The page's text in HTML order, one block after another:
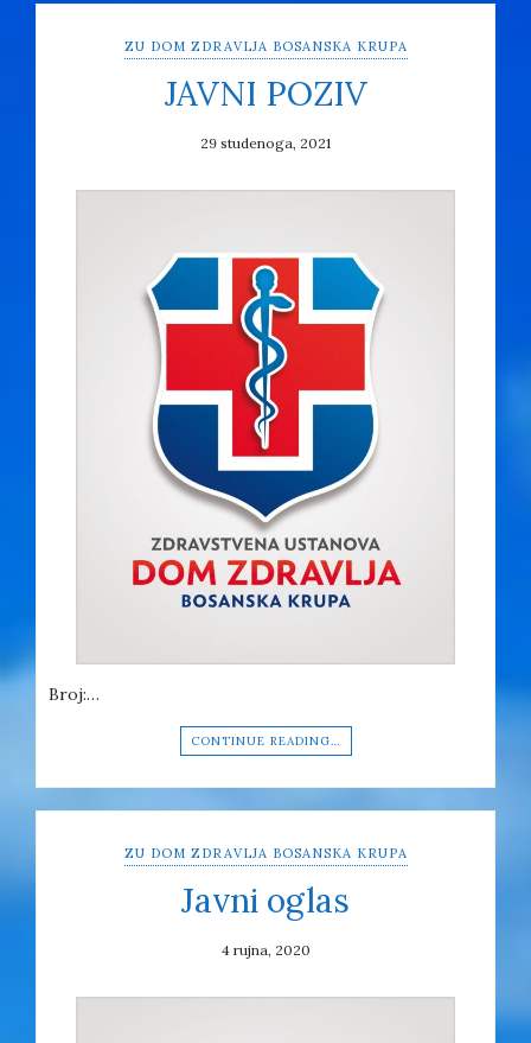
ZU DOM ZDRAVLJA BOSANSKA KRUPA
JAVNI POZIV
29 studenoga, 2021
Broj:…
CONTINUE READING…
ZU DOM ZDRAVLJA BOSANSKA KRUPA
Javni oglas
4 rujna, 2020